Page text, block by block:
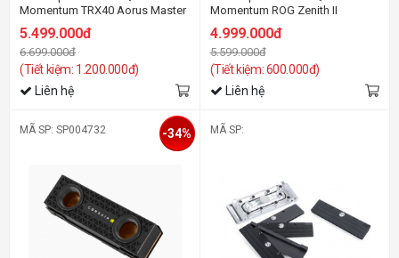
Momentum TRX40 Aorus Master
5.499.000đ
6.699.000đ
(Tiết kiệm: 1.200.000đ)
Liên hệ
Momentum ROG Zenith II
4.999.000đ
5.599.000đ
(Tiết kiệm: 600.000đ)
Liên hệ
MÃ SP: SP004732 -34% MÃ SP: